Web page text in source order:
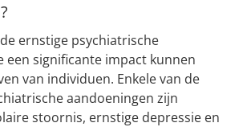
ernstige psychiatrische
een significante impact kunnen
van individuen. Enkele van de
aandoeningen zijn
stoornis, ernstige depressie en